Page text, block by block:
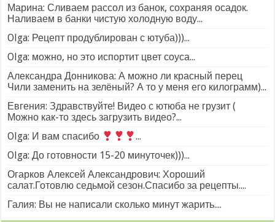
Марина: Сливаем рассол из банок, сохраняя осадок.
Наливаем в банки чистую холодную воду...
Olga: Рецепт продублирован с ютуба)))...
Olga: можно, но это испортит цвет соуса...
Александра Донникова: А можно ли красный перец
Чили заменить на зелёный? А то у меня его килограмм)...
Евгения: Здравствуйте! Видео с ютюба не грузит (
Можно как-то здесь загрузить видео?...
Olga: И вам спасибо
...
Olga: До готовности 15-20 минуточек)))...
Огарков Алексей Александрович: Хороший
салат.Готовлю седьмой сезон.Спасибо за рецепты....
Галия: Вы не написали сколько минут жарить....